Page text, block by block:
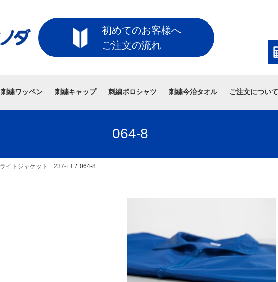
初めてのお客様へ
ご注文の流れ
刺繍ワッペン 刺繍キャップ 刺繍ポロシャツ 刺繍今治タオル ご注文について
064-8
ライトジャケット 237-LJ 064-8